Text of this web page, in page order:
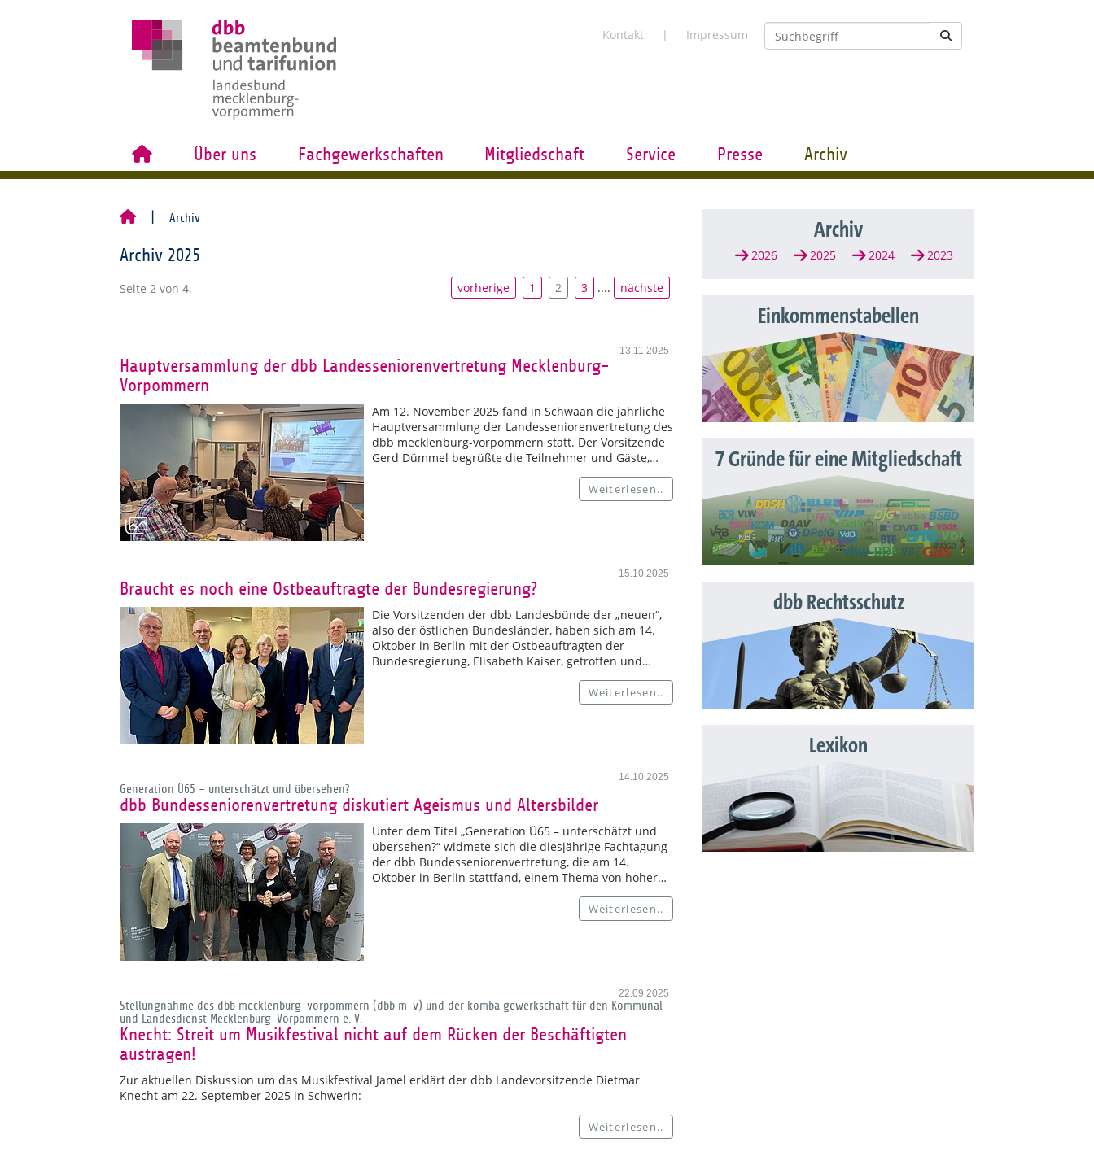
Kontakt Impressum
Über uns Fachgewerkschaften Mitgliedschaft Service Presse Archiv
Archiv
Archiv 2025
Seite 2 von 4. vorherige 1 2 3 .... nächste
13.11.2025
Hauptversammlung der dbb Landesseniorenvertretung Mecklenburg-
Vorpommern
Am 12. November 2025 fand in Schwaan die jährliche
Hauptversammlung der Landesseniorenvertretung des
dbb mecklenburg-vorpommern statt. Der Vorsitzende
Gerd Dümmel begrüßte die Teilnehmer und Gäste,…
Weiterlesen..
15.10.2025
Braucht es noch eine Ostbeauftragte der Bundesregierung?
Die Vorsitzenden der dbb Landesbünde der „neuen“,
also der östlichen Bundesländer, haben sich am 14.
Oktober in Berlin mit der Ostbeauftragten der
Bundesregierung, Elisabeth Kaiser, getroffen und…
Weiterlesen..
14.10.2025
Generation Ü65 – unterschätzt und übersehen?
dbb Bundesseniorenvertretung diskutiert Ageismus und Altersbilder
Unter dem Titel „Generation Ü65 – unterschätzt und
übersehen?“ widmete sich die diesjährige Fachtagung
der dbb Bundesseniorenvertretung, die am 14.
Oktober in Berlin stattfand, einem Thema von hoher…
Weiterlesen..
22.09.2025
Stellungnahme des dbb mecklenburg-vorpommern (dbb m-v) und der komba gewerkschaft für den Kommunal-
und Landesdienst Mecklenburg-Vorpommern e. V.
Knecht: Streit um Musikfestival nicht auf dem Rücken der Beschäftigten
austragen!
Zur aktuellen Diskussion um das Musikfestival Jamel erklärt der dbb Landevorsitzende Dietmar
Knecht am 22. September 2025 in Schwerin:
Weiterlesen..
Archiv
2026 2025 2024 2023
Einkommenstabellen
7 Gründe für eine Mitgliedschaft
dbb Rechtsschutz
Lexikon